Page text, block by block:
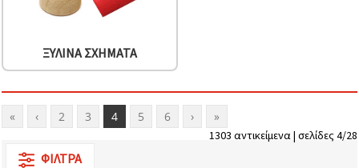
ΞΎΛΙΝΑ ΣΧΉΜΑΤΑ
« ‹ 2 3 4 5 6 › »
1303 αντικείμενα | σελίδες 4/28
ΦΊΛΤΡΑ